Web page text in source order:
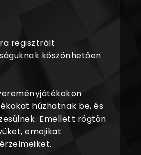
regisztrált
köszönhetően
húzhatnak be, és
Emellett rögtön
emojikat